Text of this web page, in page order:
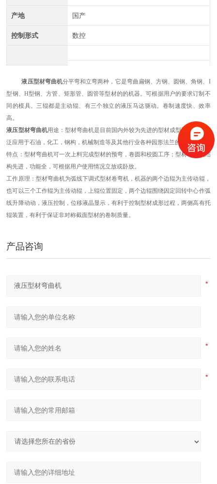
中航重工 大型拉弯机
大型卷板机厂家供应 四辊液压卷板设备
产地 国产
控制形式 数控
液压型材弯曲机分平弯和立弯两种，它是弯曲扁钢、方钢、圆钢、角钢、I
型钢、H型钢、方管、矩形管、圆管等型材的的机器。可根据用户的要求订制不
同的模具。三辊都是主动辊、有三个独立的液压马达驱动。卷制速度快、效率
高。
液压型材弯曲机用途：型材弯曲机是目前国内外较为先进的型材成型设备，被广
泛应用于石油，化工，钢构，机械制造等及其他行业各种园形法兰的制作。
特点：型材弯曲机可一次上料完成型材的预弯，卷圆和校圆工序；型材弯曲机结
构先进，功能全，可根据用户使用情况立放或卧放。
工作原理：型材弯曲机为弧线下调式型材卷弯机，机器的两个边辊为主传动辊，
也可以三个工作辊为主传动辊，上辊位置固定，两个边辊围绕因定回转中心作弧
线升降动动，液压控制，位移液晶显示，有利于控制型材成形过程，两侧高有托
辊装置，有利于保证非对称截面型材的卷制质量。
产品咨询